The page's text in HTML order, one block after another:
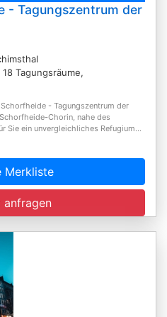
- Tagungszentrum der
Tagungsräume,
- Tagungszentrum der
Chorin, nahe des
Sie ein unvergleichliches Refugium...
Merkliste